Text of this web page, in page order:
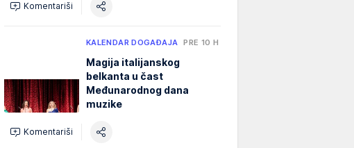
Komentariši
KALENDAR DOGAĐAJA PRE 10 H
Magija italijanskog
belkanta u čast
Međunarodnog dana
muzike
Komentariši